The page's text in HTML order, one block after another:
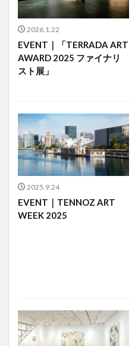
2026.1.22
EVENT｜「TERRADA ART
AWARD 2025 ファイナリ
スト展」
2025.9.24
EVENT｜TENNOZ ART
WEEK 2025